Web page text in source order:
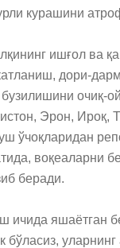
курашини
ишғол ва
дори-
бузилишини очиқ-
Эрон, Ироқ,
ўчоқларидан
воқеаларни
беради.
ичида яшаётган
бўласиз,